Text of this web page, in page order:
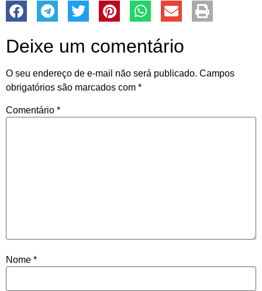
Deixe um comentário
O seu endereço de e-mail não será publicado. Campos
obrigatórios são marcados com *
Comentário *
Nome *